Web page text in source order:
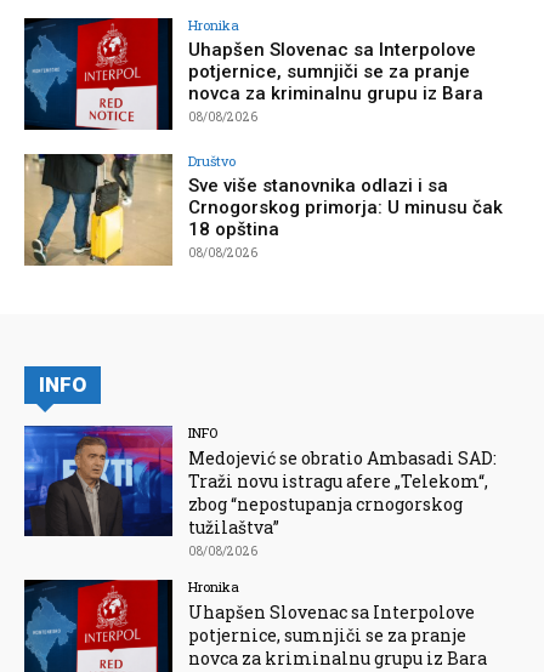
Hronika
Uhapšen Slovenac sa Interpolove
potjernice, sumnjiči se za pranje
novca za kriminalnu grupu iz Bara
08/08/2026
Društvo
Sve više stanovnika odlazi i sa
Crnogorskog primorja: U minusu čak
18 opština
08/08/2026
INFO
INFO
Medojević se obratio Ambasadi SAD:
Traži novu istragu afere „Telekom“,
zbog “nepostupanja crnogorskog
tužilaštva”
08/08/2026
Hronika
Uhapšen Slovenac sa Interpolove
potjernice, sumnjiči se za pranje
novca za kriminalnu grupu iz Bara